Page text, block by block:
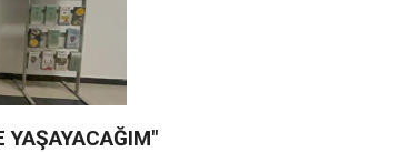
YAŞAYACAĞIM"